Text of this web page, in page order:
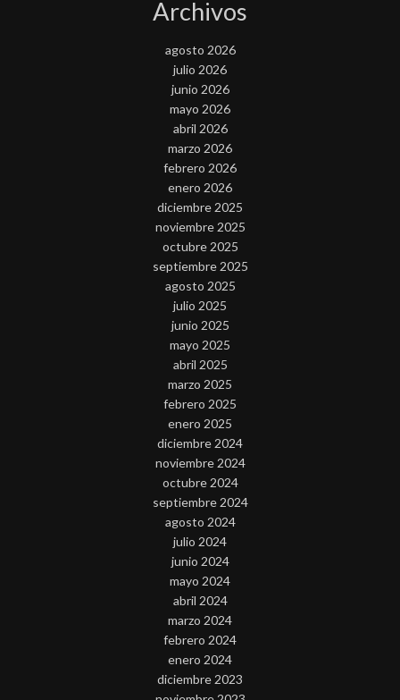
Archivos
agosto 2026
julio 2026
junio 2026
mayo 2026
abril 2026
marzo 2026
febrero 2026
enero 2026
diciembre 2025
noviembre 2025
octubre 2025
septiembre 2025
agosto 2025
julio 2025
junio 2025
mayo 2025
abril 2025
marzo 2025
febrero 2025
enero 2025
diciembre 2024
noviembre 2024
octubre 2024
septiembre 2024
agosto 2024
julio 2024
junio 2024
mayo 2024
abril 2024
marzo 2024
febrero 2024
enero 2024
diciembre 2023